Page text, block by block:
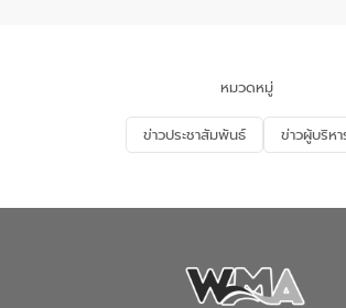
จัดการน้ำเสียและสร้
อนุรักษ์สิ่งแวดล้อม
และการบำบัดน้ำเสีย
เกี่ยวกับสาเหตุและผ
ณ เทศบาลตำบลบ
หมวดหมู่
ข่าวประชาสัมพันธ์ ข่าวผู้บริหา